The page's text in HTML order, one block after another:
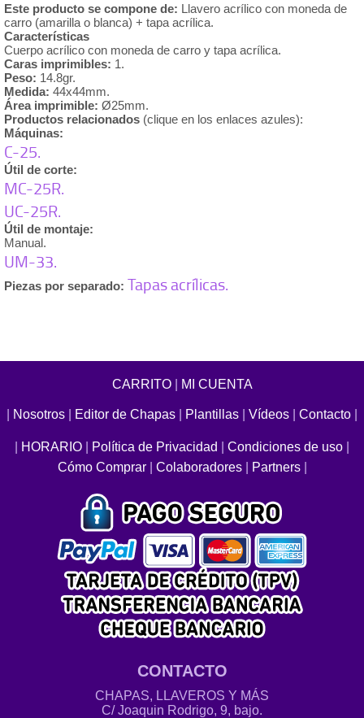
Este producto se compone de: Llavero acrílico con moneda de
carro (amarilla o blanca) + tapa acrílica.
Características
Cuerpo acrílico con moneda de carro y tapa acrílica.
Caras imprimibles: 1.
Peso: 14.8gr.
Medida: 44x44mm.
Área imprimible: Ø25mm.
Productos relacionados (clique en los enlaces azules):
Máquinas:
C-25.
Útil de corte:
MC-25R.
UC-25R.
Útil de montaje:
Manual.
UM-33.
Piezas por separado: Tapas acrílicas.
CARRITO| MI CUENTA
Nosotros Editor de Chapas Plantillas Vídeos Contacto
HORARIO Política de Privacidad Condiciones de uso
Cómo Comprar
Colaboradores Partners
CONTACTO
CHAPAS, LLAVEROS Y MÁS
C/ Joaquin Rodrigo, 9, bajo.